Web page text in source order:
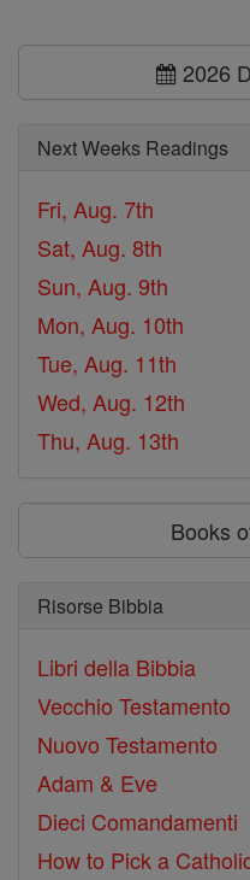
2026
Next Weeks Readings
Fri, Aug. 7th
Sat, Aug. 8th
Sun, Aug. 9th
Mon, Aug. 10th
Tue, Aug. 11th
Wed, Aug. 12th
Thu, Aug. 13th
Books
Risorse Bibbia
Libri della Bibbia
Vecchio Testamento
Nuovo Testamento
Adam & Eve
Dieci Comandamenti
How to Pick a